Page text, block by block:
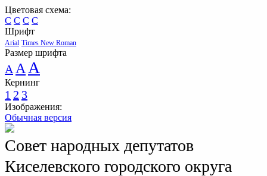
Цветовая схема:
C C C C
Шрифт
Arial Times New Roman
Размер шрифта
A A A
Кернинг
1 2 3
Изображения:
Обычная версия
Совет народных депутатов
Киселевского городского округа